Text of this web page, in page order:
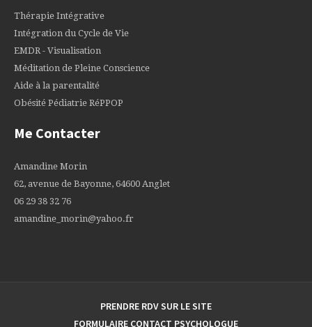
Thérapie Intégrative
Intégration du Cycle de Vie
EMDR - Visualisation
Méditation de Pleine Conscience
Aide à la parentalité
Obésité Pédiatrie RéPPOP
Me Contacter
Amandine Morin
62, avenue de Bayonne, 64600 Anglet
06 29 38 32 76
amandine_morin@yahoo.fr
PRENDRE RDV SUR LE SITE
FORMULAIRE CONTACT PSYCHOLOGUE